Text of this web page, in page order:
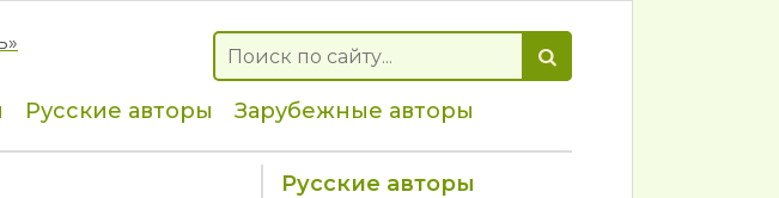
Русские авторы
Зарубежные авторы
Русские авторы